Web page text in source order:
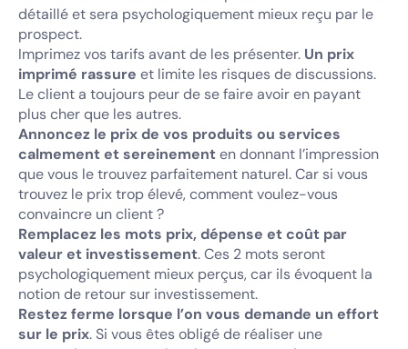
détaillé et sera psychologiquement mieux reçu par le
prospect.
Imprimez vos tarifs avant de les présenter. Un prix
imprimé rassure et limite les risques de discussions.
Le client a toujours peur de se faire avoir en payant
plus cher que les autres.
Annoncez le prix de vos produits ou services
calmement et sereinementen donnant l’impression
que vous le trouvez parfaitement naturel. Car si vous
trouvez le prix trop élevé, comment voulez-vous
convaincre un client ?
Remplacez les mots prix, dépense et coût par
valeur et investissement. Ces 2 mots seront
psychologiquement mieux perçus, car ils évoquent la
notion de retour sur investissement.
Restez ferme lorsque l’on vous demande un effort
sur le prix. Si vous êtes obligé de réaliser une